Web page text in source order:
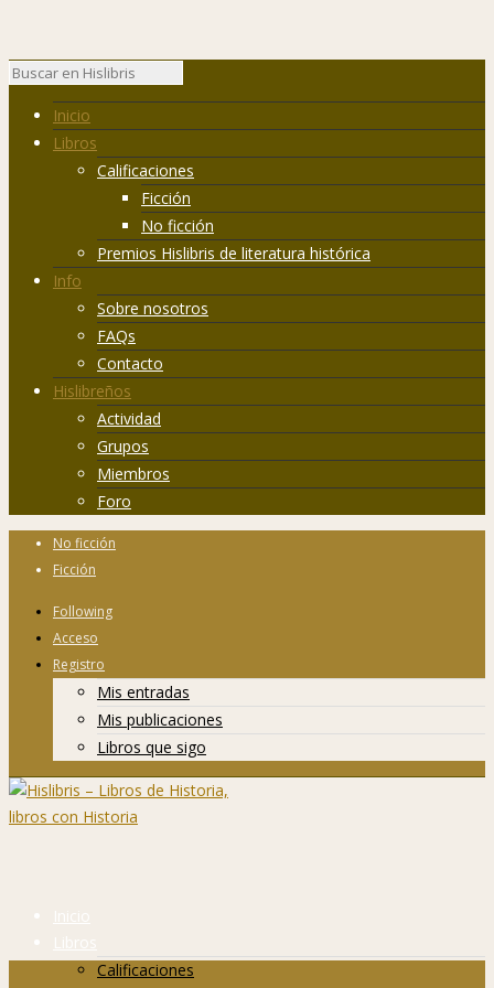
Inicio
Libros
Calificaciones
Ficción
No ficción
Premios Hislibris de literatura histórica
Info
Sobre nosotros
FAQs
Contacto
Hislibreños
Actividad
Grupos
Miembros
Foro
No ficción
Ficción
Following
Acceso
Registro
Mis entradas
Mis publicaciones
Libros que sigo
Inicio
Libros
Calificaciones